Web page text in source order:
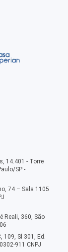
14.401 - Torre
SP -
74 – Sala 1105
Reali, 360, São
109, Sl 301, Ed.
911 CNPJ